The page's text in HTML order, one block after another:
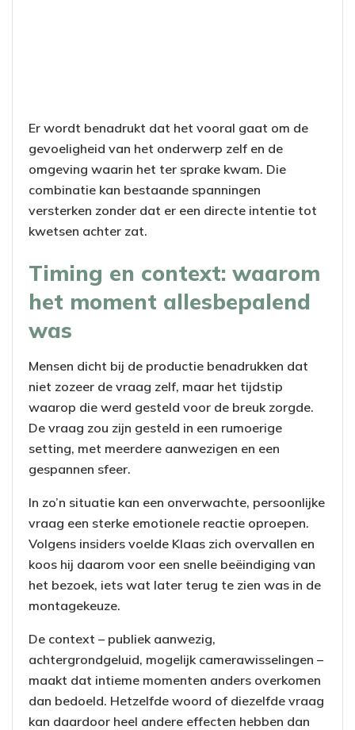
Er wordt benadrukt dat het vooral gaat om de
gevoeligheid van het onderwerp zelf en de
omgeving waarin het ter sprake kwam. Die
combinatie kan bestaande spanningen
versterken zonder dat er een directe intentie tot
kwetsen achter zat.
Timing en context: waarom
het moment allesbepalend
was
Mensen dicht bij de productie benadrukken dat
niet zozeer de vraag zelf, maar het tijdstip
waarop die werd gesteld voor de breuk zorgde.
De vraag zou zijn gesteld in een rumoerige
setting, met meerdere aanwezigen en een
gespannen sfeer.
In zo’n situatie kan een onverwachte, persoonlijke
vraag een sterke emotionele reactie oproepen.
Volgens insiders voelde Klaas zich overvallen en
koos hij daarom voor een snelle beëindiging van
het bezoek, iets wat later terug te zien was in de
montagekeuze.
De context – publiek aanwezig,
achtergrondgeluid, mogelijk camerawisselingen –
maakt dat intieme momenten anders overkomen
dan bedoeld. Hetzelfde woord of diezelfde vraag
kan daardoor heel andere effecten hebben dan